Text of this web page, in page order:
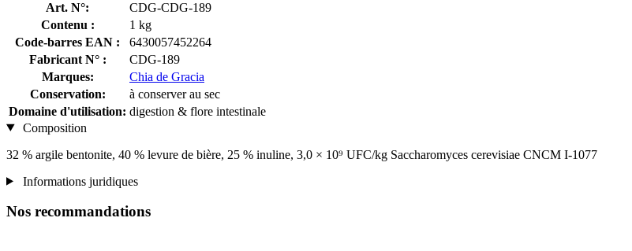
Art. N°:
CDG-CDG-189
Contenu :
1 kg
Code-barres EAN :
6430057452264
Fabricant N° :
CDG-189
Marques:
Chia de Gracia
Conservation:
à conserver au sec
Domaine d'utilisation: digestion & flore intestinale
Composition
32 % argile bentonite, 40 % levure de bière, 25 % inuline, 3,0 × 10⁹ UFC/kg Saccharomyces cerevisiae CNCM I-1077
Informations juridiques
Nos recommandations